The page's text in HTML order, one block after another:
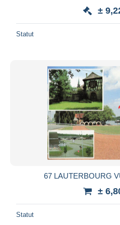
±
Statut
67 LAUTERBOURG
±
Statut